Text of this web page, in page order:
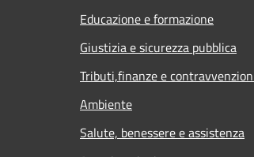
Educazione e formazione
Giustizia e sicurezza pubblica
Tributi,finanze e
Ambiente
Salute, benessere e assistenza